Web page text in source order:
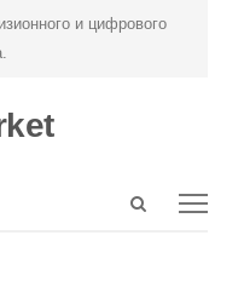
и цифрового
Open